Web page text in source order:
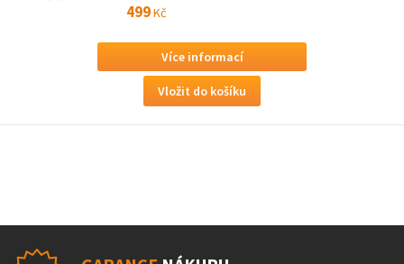
499Kč
Více informací